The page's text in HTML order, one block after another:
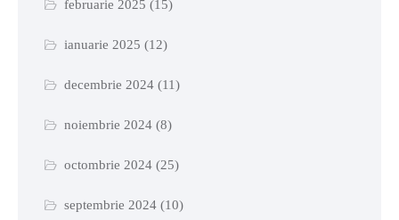
februarie 2025 (15)
ianuarie 2025 (12)
decembrie 2024(11)
noiembrie 2024(8)
octombrie 2024(25)
septembrie 2024(10)